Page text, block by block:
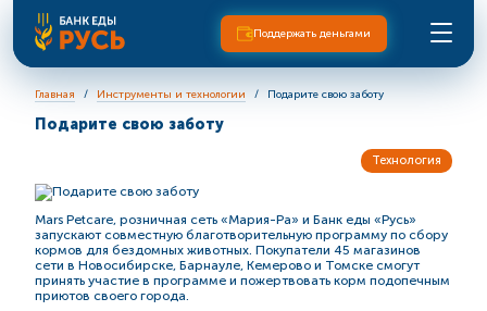
Поддержать деньгами
Главная Инструменты и технологии Подарите свою заботу
Подарите свою заботу
Технология
Mars Petcare, розничная сеть «Мария-Ра» и Банк еды «Русь»
запускают совместную благотворительную программу по сбору
кормов для бездомных животных. Покупатели 45 магазинов
сети в Новосибирске, Барнауле, Кемерово и Томске смогут
принять участие в программе и пожертвовать корм подопечным
приютов своего города.